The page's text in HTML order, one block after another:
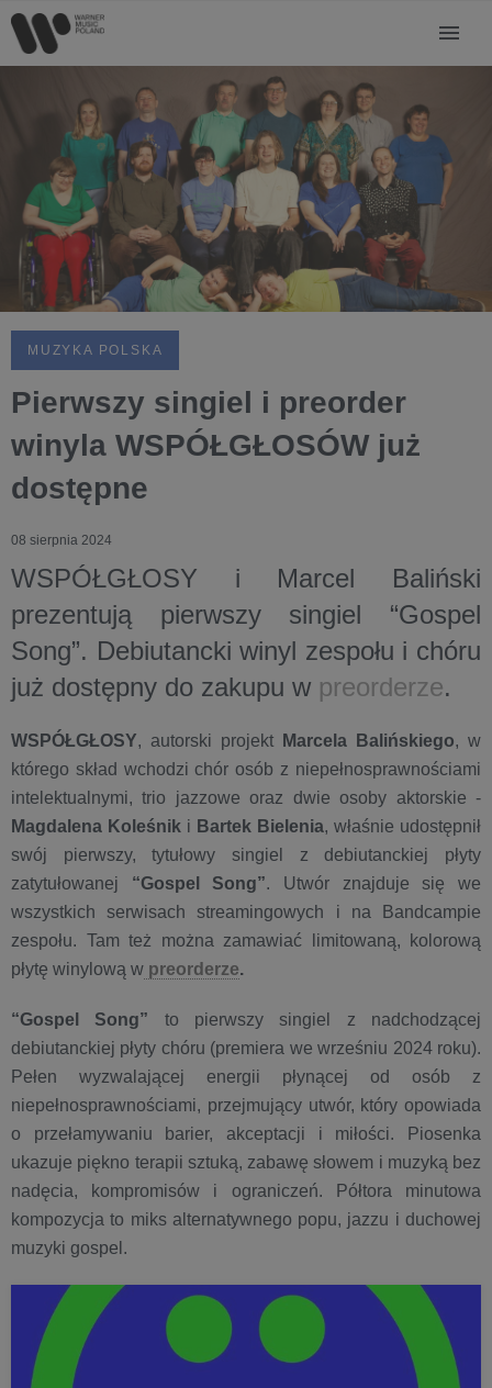
MUZYKA POLSKA
Pierwszy singiel i preorder
winyla WSPÓŁGŁOSÓW już
dostępne
08 sierpnia 2024
WSPÓŁGŁOSY i Marcel Baliński
prezentują pierwszy singiel “Gospel
Song”. Debiutancki winyl zespołu i chóru
już dostępny do zakupu w preorderze.
WSPÓŁGŁOSY, autorski projekt Marcela Balińskiego, w
którego skład wchodzi chór osób z niepełnosprawnościami
intelektualnymi, trio jazzowe oraz dwie osoby aktorskie -
Magdalena Koleśnik i Bartek Bielenia, właśnie udostępnił
swój pierwszy, tytułowy singiel z debiutanckiej płyty
zatytułowanej “Gospel Song”. Utwór znajduje się we
wszystkich serwisach streamingowych i na Bandcampie
zespołu. Tam też można zamawiać limitowaną, kolorową
płytę winylową w preorderze.
“Gospel Song” to pierwszy singiel z nadchodzącej
debiutanckiej płyty chóru (premiera we wrześniu 2024 roku).
Pełen wyzwalającej energii płynącej od osób z
niepełnosprawnościami, przejmujący utwór, który opowiada
o przełamywaniu barier, akceptacji i miłości. Piosenka
ukazuje piękno terapii sztuką, zabawę słowem i muzyką bez
nadęcia, kompromisów i ograniczeń. Półtora minutowa
kompozycja to miks alternatywnego popu, jazzu i duchowej
muzyki gospel.